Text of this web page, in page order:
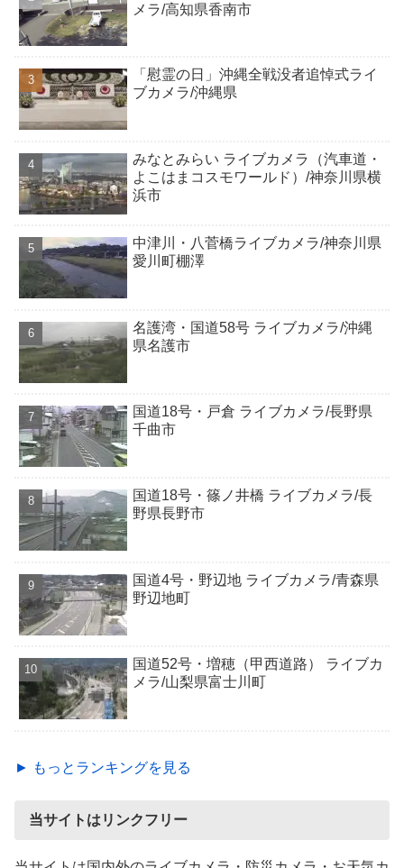
メラ/高知県香南市
「慰霊の日」沖縄全戦没者追悼式ライ
ブカメラ/沖縄県
みなとみらい ライブカメラ（汽車道・
よこはまコスモワールド）/神奈川県横
浜市
中津川・八菅橋ライブカメラ/神奈川県
愛川町棚澤
名護湾・国道58号 ライブカメラ/沖縄
県名護市
国道18号・戸倉 ライブカメラ/長野県
千曲市
国道18号・篠ノ井橋 ライブカメラ/長
野県長野市
国道4号・野辺地 ライブカメラ/青森県
野辺地町
国道52号・増穂（甲西道路） ライブカ
メラ/山梨県富士川町
► もっとランキングを見る
当サイトはリンクフリー